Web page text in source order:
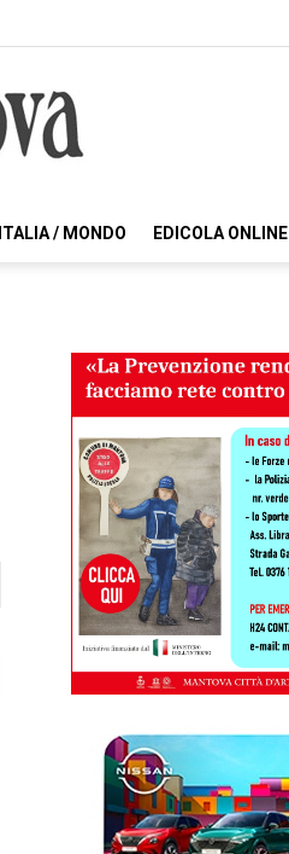
ITALIA / MONDO EDICOLA ONLINE